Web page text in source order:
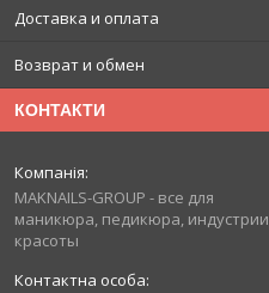
Доставка и оплата
Возврат и обмен
КОНТАКТИ
MAKNAILS-GROUP - все для
маникюра, педикюра, индустрии
красоты